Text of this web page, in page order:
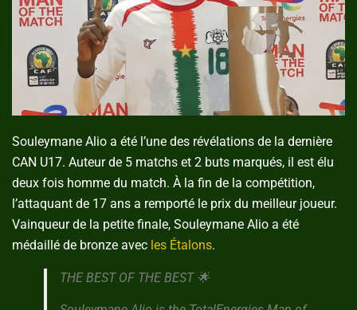
Souleymane Alio a été l’une des révélations de la dernière
CAN U17. Auteur de 5 matchs et 2 buts marqués, il est élu
deux fois homme du match. À la fin de la compétition,
l’attaquant de 17 ans a remporté le prix du meilleur joueur.
Vainqueur de la petite finale, Souleymane Alio a été
médaillé de bronze avec les Étalons.
THE BEST OF THE BEST 🌟